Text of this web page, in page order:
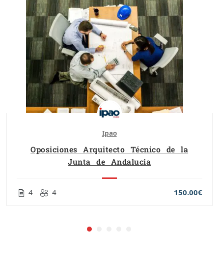
Ipao
Oposiciones Arquitecto Técnico de la
Junta de Andalucía
4 4 150.00€